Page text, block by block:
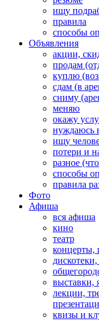
ищу
правила
способы
Объявления
акции,
продам
куплю
сдам (в
сниму
меняю
окажу
нуждаюсь
ищу
потери и
разное
способы
правила
Фото
Афиша
вся афиша
кино
театр
концерты,
выставки,
лекции,
квизы и